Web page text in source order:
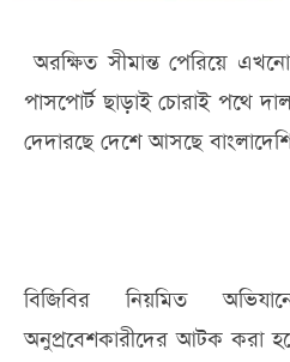
অরক্ষিত সীমান্ত পেরিয়ে
পাসপোর্ট ছাড়াই চোরাই পথে
দেদারছে দেশে আসছে
বিজিবির নিয়মিত
অনুপ্রবেশকারীদের আটক করা